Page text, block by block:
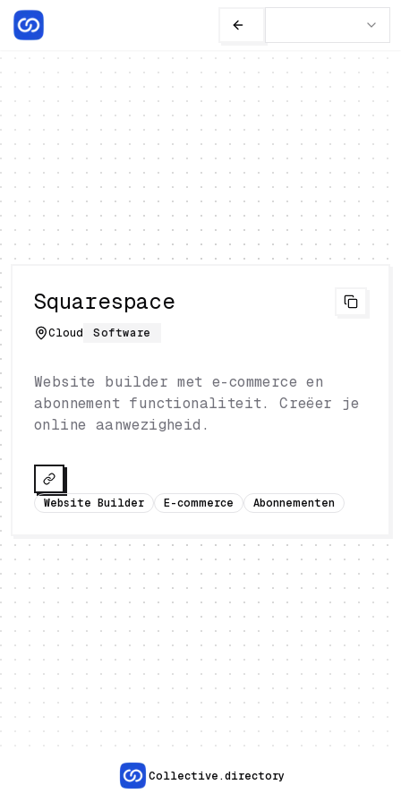
Squarespace
Cloud Software
Website builder met e-commerce en
abonnement functionaliteit. Creëer je
online aanwezigheid.
Website Builder E-commerce Abonnementen
Collective.directory